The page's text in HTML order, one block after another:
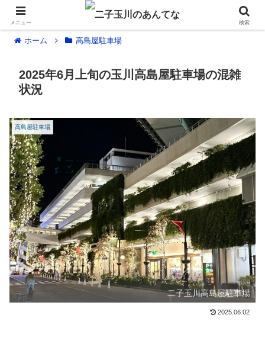
ホーム 高島屋駐車場
2025年6月上旬の玉川高島屋駐車場の混雑
状況
高島屋駐車場
二子玉川高島屋駐車場
2025.06.02
メニュー 検索